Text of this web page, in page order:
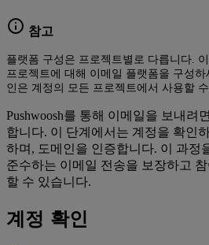
참고
플랫폼 구성은 프로젝트별로 다릅니다.
프로젝트에 대해 이메일 플랫폼을 구성
인은 계정의 모든 프로젝트에서 사용할
Pushwoosh를 통해 이메일을 보내려
합니다. 이 단계에서는 계정을 확인
하며, 도메인을 인증합니다. 이 과정
준수하는 이메일 전송을 보장하고
할 수 있습니다.
계정 확인